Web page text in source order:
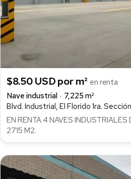
$8.50 USD por m² en renta
Nave industrial
7,225 m²
Blvd. Industrial, El Florido 1ra.
EN RENTA 4 NAVES
2715 M2.